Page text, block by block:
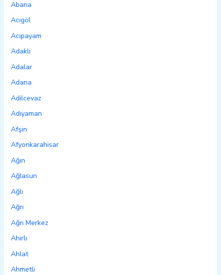
Abana
Acıgöl
Acıpayam
Adaklı
Adalar
Adana
Adilcevaz
Adıyaman
Afşin
Afyonkarahisar
Ağın
Ağlasun
Ağlı
Ağrı
Ağrı Merkez
Ahırlı
Ahlat
Ahmetli